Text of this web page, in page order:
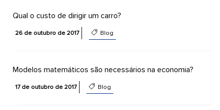
Qual o custo de dirigir um carro?
26 de outubro de 2017 Blog
Modelos matemáticos são necessários na economia?
17 de outubro de 2017 Blog